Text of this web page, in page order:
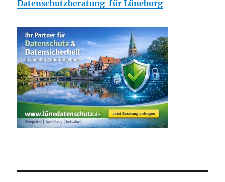
Datenschutzberatung für Lüneburg